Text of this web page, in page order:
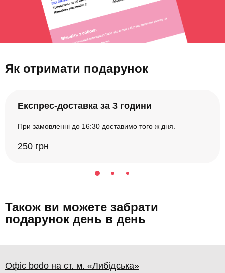
Як отримати подарунок
Експрес-доставка за 3 години
При замовленні до 16:30 доставимо того ж дня.
250 грн
Також ви можете забрати
подарунок день в день
Офіс bodo на ст. м. «Либідська»